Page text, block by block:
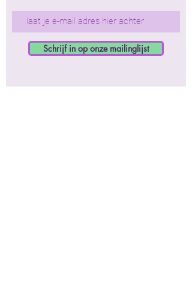
Schrijf in op onze mailinglijst